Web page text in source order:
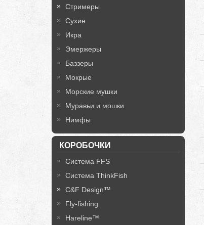
Стримеры
Сухие
Икра
Эмержеры
Баззеры
Мокрые
Морские мушки
Муравьи и мошки
Нимфы
КОРОБОЧКИ
Система FFS
Система ThinkFish
C&F Design™
Fly-fishing
Hareline™